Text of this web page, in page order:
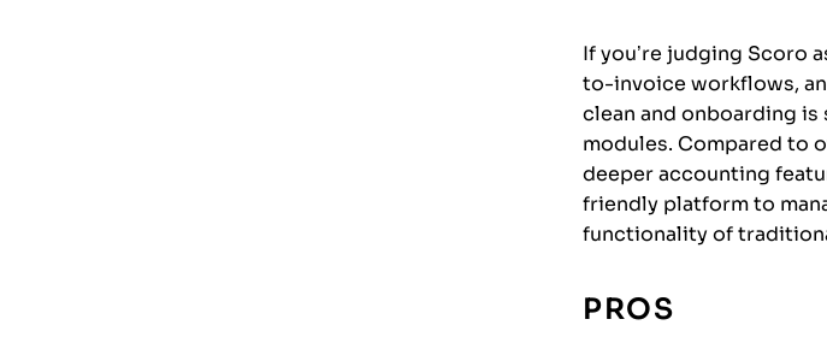
If you’re judging Scoro
to-invoice workflows,
clean and onboarding
modules. Compared to
deeper accounting
friendly platform to
functionality of
PROS